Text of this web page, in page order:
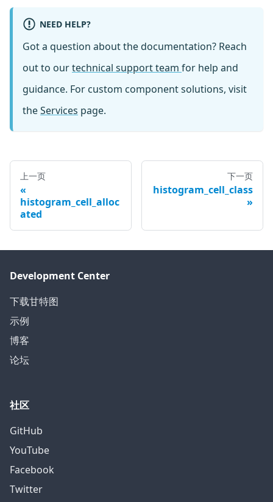
NEED HELP?
Got a question about the documentation? Reach
out to ourtechnical support team for help and
guidance. For custom component solutions, visit
theServices page.
上一页
histogram_cell_alloc
ated
下一页
histogram_cell_class
Development Center
下载甘特图
示例
博客
论坛
社区
GitHub
YouTube
Facebook
Twitter